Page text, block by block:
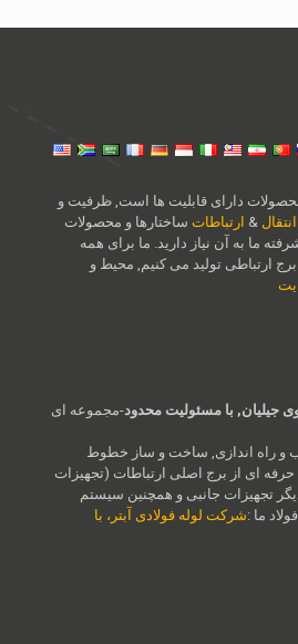
دارای قابلیت ها است, ظرفیت و
انتقال & ارتباطات ساختارها و محصولات
ما به آن نیاز دارید. ما برای همه
ارتباطی تولید می کنیم, محیط و
با مسئولیت محدود-مجموعه ای
و راه اندازی, ساخت و ساز خطوط
حرفه ای از برج اصلی ارتباطات (تجهیزات
تجهیزات جانبی و همچنین سیستم
ما :شرکت لوله فولادی آبتر، با